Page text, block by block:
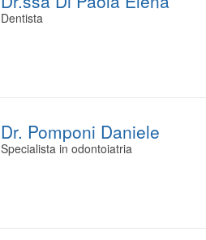
Dentista
Dr. Pomponi Daniele
Specialista in odontoiatria